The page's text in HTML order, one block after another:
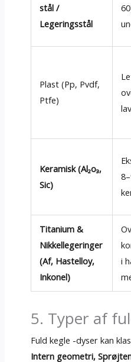
stål /
Legeringsstål
Plast (Pp, Pvdf,
Ptfe)
Keramisk (Al₂o₃,
Sic)
Titanium &
Nikkellegeringer
(Af, Hastelloy,
Inkonel)
i
5. Typer af
Fuld kegle -dyser kan
Intern geometri,